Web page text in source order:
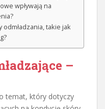
wpływają na
takie jak
–
temat, który dotyczy